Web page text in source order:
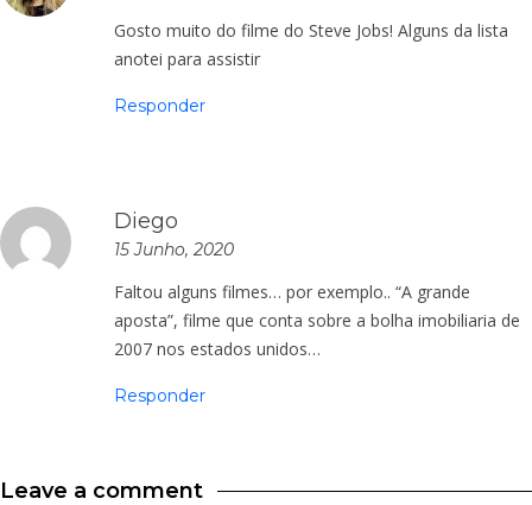
Gosto muito do filme do Steve Jobs! Alguns da lista
anotei para assistir
Responder
Diego
15 Junho, 2020
Faltou alguns filmes… por exemplo.. “A grande
aposta”, filme que conta sobre a bolha imobiliaria de
2007 nos estados unidos…
Responder
Leave a comment